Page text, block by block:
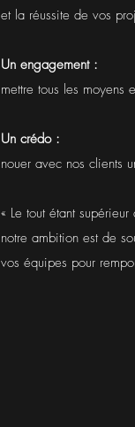
et la réussite de vos
Un engagement :
mettre tous les
Un crédo :
nouer avec nos clients
« Le tout étant
notre ambition est de
vos équipes pour